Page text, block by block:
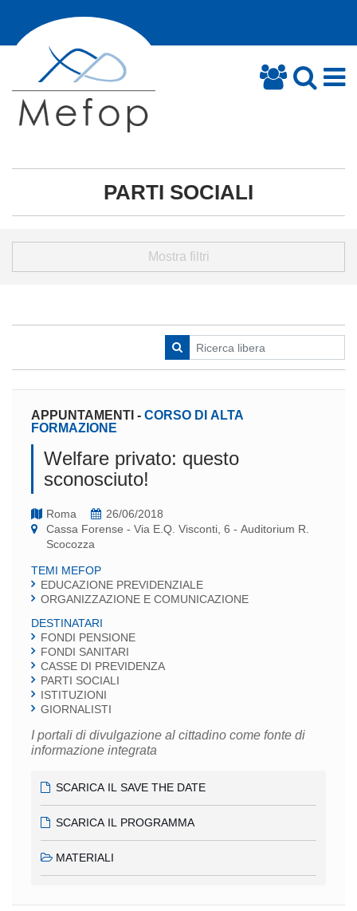
PARTI SOCIALI
Mostra filtri
APPUNTAMENTI - CORSO DI ALTA
FORMAZIONE
Welfare privato: questo
sconosciuto!
Roma
26/06/2018
Cassa Forense - Via E.Q. Visconti, 6 - Auditorium R.
Scocozza
TEMI MEFOP
EDUCAZIONE PREVIDENZIALE
ORGANIZZAZIONE E COMUNICAZIONE
DESTINATARI
FONDI PENSIONE
FONDI SANITARI
CASSE DI PREVIDENZA
PARTI SOCIALI
ISTITUZIONI
GIORNALISTI
I portali di divulgazione al cittadino come fonte di
informazione integrata
SCARICA IL SAVE THE DATE
SCARICA IL PROGRAMMA
MATERIALI